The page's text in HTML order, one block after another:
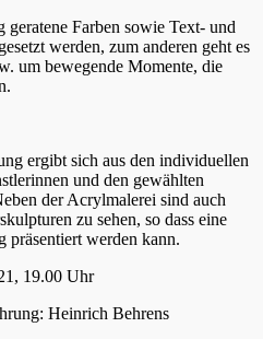
Farben sowie Text- und
werden, zum anderen geht es
um bewegende Momente, die
ergibt sich aus den individuellen
und den gewählten
der Acrylmalerei sind auch
zu sehen, so dass eine
präsentiert werden kann.
19.00 Uhr
Heinrich Behrens